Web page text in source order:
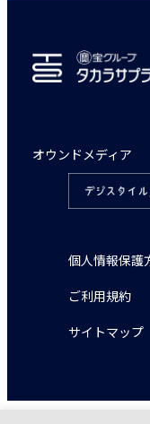
オウンドメディア
個人情報保護
ご利用規約
サイトマップ